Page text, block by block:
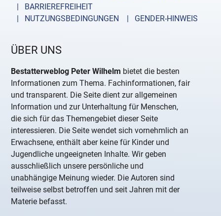
| BARRIEREFREIHEIT
| NUTZUNGSBEDINGUNGEN
| GENDER-HINWEIS
ÜBER UNS
Bestatterweblog Peter Wilhelm bietet die besten
Informationen zum Thema. Fachinformationen, fair
und transparent. Die Seite dient zur allgemeinen
Information und zur Unterhaltung für Menschen,
die sich für das Themengebiet dieser Seite
interessieren. Die Seite wendet sich vornehmlich an
Erwachsene, enthält aber keine für Kinder und
Jugendliche ungeeigneten Inhalte. Wir geben
ausschließlich unsere persönliche und
unabhängige Meinung wieder. Die Autoren sind
teilweise selbst betroffen und seit Jahren mit der
Materie befasst.